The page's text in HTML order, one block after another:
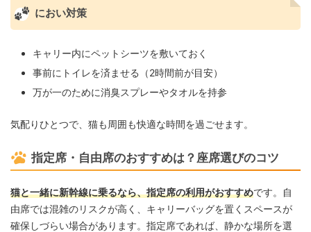
におい対策
キャリー内にペットシーツを敷いておく
事前にトイレを済ませる（2時間前が目安）
万が一のために消臭スプレーやタオルを持参
気配りひとつで、猫も周囲も快適な時間を過ごせます。
指定席・自由席のおすすめは？座席選びのコツ
猫と一緒に新幹線に乗るなら、指定席の利用がおすすめです。自
由席では混雑のリスクが高く、キャリーバッグを置くスペースが
確保しづらい場合があります。指定席であれば、静かな場所を選